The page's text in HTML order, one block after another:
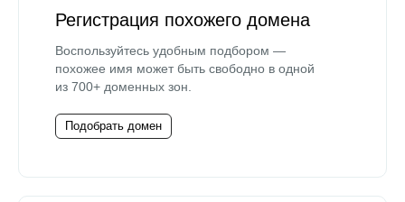
Регистрация похожего домена
Воспользуйтесь удобным подбором —
похожее имя может быть свободно в одной
из 700+ доменных зон.
Подобрать домен